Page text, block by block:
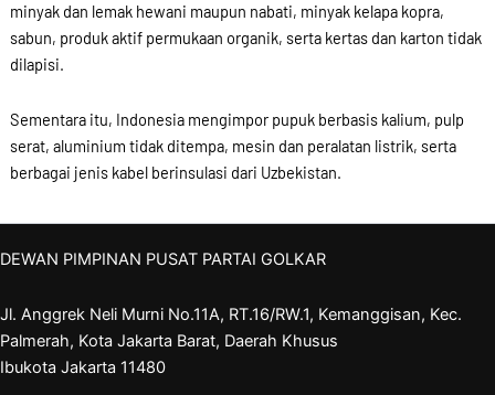
minyak dan lemak hewani maupun nabati, minyak kelapa kopra,
sabun, produk aktif permukaan organik, serta kertas dan karton tidak
dilapisi.
Sementara itu, Indonesia mengimpor pupuk berbasis kalium, pulp
serat, aluminium tidak ditempa, mesin dan peralatan listrik, serta
berbagai jenis kabel berinsulasi dari Uzbekistan.
DEWAN PIMPINAN PUSAT PARTAI GOLKAR
Jl. Anggrek Neli Murni No.11A, RT.16/RW.1, Kemanggisan, Kec.
Palmerah, Kota Jakarta Barat, Daerah Khusus
Ibukota Jakarta 11480